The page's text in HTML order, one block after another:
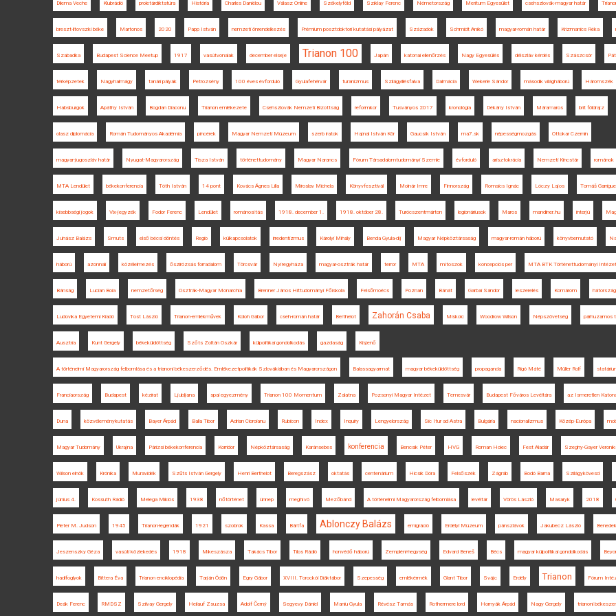
Dilema Veche Klubrádió proletárdiktatúra História Charles Daniélou Válasz Online Székelyföld Sziklay Ferenc Németország Meritum Egyesület csehszlovák-magyar határ
breszt-litovszki béke Martonos 2020 Papp István nemzeti önrendelkezés Prémium posztdoktori kutatási pályázat Századok Schmidt Anikó magyar-román határ Krizmanics Réka
Szabadka Budapest Science Meetup 1917 vasútvonalak december elseje Trianon 100 Japán katonai ellenőrzés Nagy Egyesülés délszláv kérdés Szászcsór
térképzetek Nagyhalmágy tanári pályák Petrozsény 100 éves évforduló Gyulafehérvár turanizmus Szilágyillésfalva Dalmácia Wekerle Sándor második világháború Háromszék
Habsburgok Apáthy István Bogdan Diaconu Trianon emlékezete Csehszlovák Nemzeti Bizottság reformkor Tusványos 2017 kronológia Dékány István Máramaros brit földrajz
olasz diplomácia Román Tudományos Akadémia pincérek Magyar Nemzeti Múzeum szerb iratok Hajnal István Kör Gaucsík István ma7.sk népességmozgás Ottokar Czernin
magyar-jugoszláv határ Nyugat-Magyarország Tisza István történettudomány Magyar Narancs Fórum Társadalomtudományi Szemle évforduló arisztokrácia Nemzeti Kincstár románok
MTA Lendület békekonferencia Tóth István 14 pont Kovács Ágnes Lilla Miroslav Michela Könyvfesztivál Molnár Imre Finnország Romsics Ignác Lóczy Lajos Tomáš
kisebbségi jogok Vix-jegyzék Fodor Ferenc Lendület románosítás 1918. december 1. 1918. október 28. Turócszentmárton legionáriusok Maros mandiner.hu interjú
Juhász Balázs Smuts első bécsi döntés Regio külkapcsolatok irredentizmus Károlyi Mihály Benda Gyula-díj Magyar Népköztársaság magyar-román háború könyvbemutató
háború azonnali közélelmezés őszirózsás forradalom Törcsvár Nyíregyháza magyar-osztrák határ terror MTA mítoszok koncepciós per MTA BTK Történettudományi
Bánság Lucian Boia nemzetőrség Osztrák-Magyar Monarchia Brenner János Hittudományi Főiskola Felsőmoécs Poznan Bánát Garbai Sándor leszerelés Komárom hátország
Ludovika Egyetemi Kiadó Tost László Trianon-emlékművek Koloh Gábor cseh-román határ Berthelot Zahorán Csaba Miskolc Woodrow Wilson Népszövetség párhuzamos
Ausztria Kunt Gergely békeküldöttség Szőts Zoltán Oszkár külpolitikai gondolkodás gazdaság Kisjenő
A történelmi Magyarország felbomlása és a trianoni békeszerződés. Emlékezetpolitikák Szlovákiában és Magyarországon Balassagyarmat magyar békeküldöttség propaganda Rigó Máté Müller Rolf
Franciaország Budapest kézirat Ljubljana spai egyezmény Trianon 100 Momentum Zalatna Pozsonyi Magyar Intézet Temesvár Budapest Főváros Levéltára az Ismeretlen
Duna közvéleménykutatás Bayer Árpád Balla Tibor Adrian Cioroianu Rubicon Index Inquiry Lengyelország Sic Itur ad Astra Bulgária nacionalizmus Közép-Európa
Magyar Tudomány Ukrajna Párizsi békekonferencia Korridor Népköztársaság Karánsebes konferencia Bencsik Péter HVG Roman Holec Fest Aladár Szeghy-Gayer
Wilson elnök Krónika Muravidék Szűts István Gergely Henri Berthelot Beregszász oktatás centenárium Hicsik Dóra Felsőszék Zágráb Bodó Barna Szilágykövesd
június 4. Kossuth Rádió Melega Miklós 1938 nőtörténet ünnep meghívó Mezőbánd A történelmi Magyarország felbomlása levéltár Vörös László Masaryk 2018
Pieter M. Judson 1945 Trianon-legendák 1921 szobrok Kassa Bártfa Ablonczy Balázs emigráció Erdélyi Múzeum pánszlávok Jakubecz László
Jeszenszky Géza vasúti közlekedés 1918 Mikeszásza Takács Tibor Tilos Rádió honvédő háború Zempléni-hegység Edvard Beneš Bécs magyar külpolitikai gondolkodás
hadifoglyok Bittera Éva Trianon enciklopédia Tarján Ödön Egry Gábor XVIII. Torockói Diáktábor Szepesség emlékérmék Glant Tibor Svájc Erdély Trianon Fórum
Deák Ferenc RMDSZ Szilvay Gergely Heilauf Zsuzsa Adolf Černý Segyevy Dániel Maniu Gyula Révész Tamás Rothermere lord Hornyák Árpád Nagy Gergely trianoni